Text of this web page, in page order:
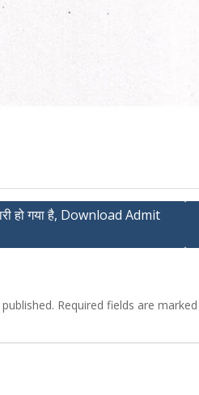
हो गया है, Download Admit
Required fields are marked